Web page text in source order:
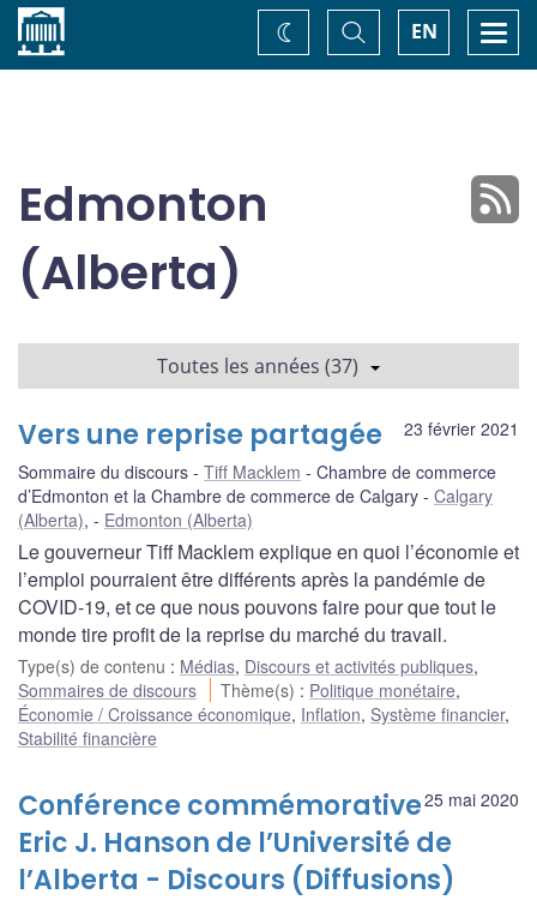
Accueil EN
Basculer
la
recherche
Changez
de
Edmonton
(Alberta)
Toutes les années (37)
23 février 2021
Vers une reprise partagée
Sommaire du discours Tiff Macklem
Chambre de commerce
d’Edmonton et la Chambre de commerce de Calgary
Calgary
(Alberta), Edmonton (Alberta)
Le gouverneur Tiff Macklem explique en quoi l’économie et
l’emploi pourraient être différents après la pandémie de
COVID-19, et ce que nous pouvons faire pour que tout le
monde tire profit de la reprise du marché du travail.
Type(s) de contenu : Médias, Discours et activités publiques,
Sommaires de discours
Thème(s) : Politique monétaire,
Économie / Croissance économique, Inflation, Système financier,
Stabilité financière
25 mai 2020
Conférence commémorative
Eric J. Hanson de l’Université de
l’Alberta - Discours (Diffusions)